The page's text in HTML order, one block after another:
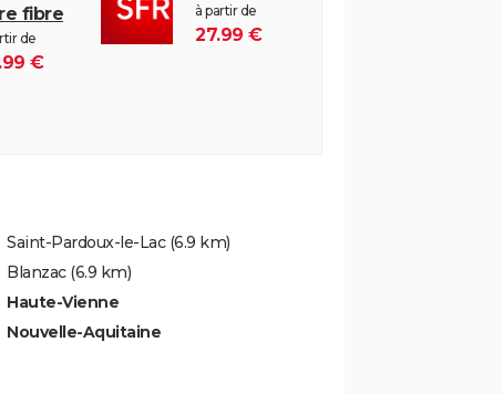
fibre
de
€
à partir de
27.99 €
Saint-Pardoux-le-Lac (6.9 km)
Blanzac (6.9 km)
Haute-Vienne
Nouvelle-Aquitaine